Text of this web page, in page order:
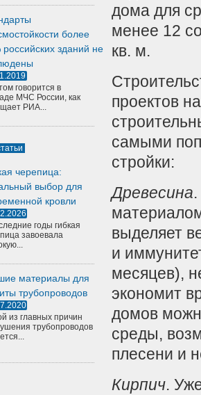
более
российских зданий не
говорится в
МЧС России, как
РИА...
черепица:
выбор для
кровли
годы гибкая
завоевала
материалы для
трубопроводов
из главных причин
трубопроводов
дома для
менее 12
кв. м.
проектов
самыми
стройки:
Древесина
выделяет
и
месяцев),
экономит
домов
среды,
плесени и
Кирпич.